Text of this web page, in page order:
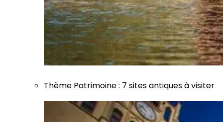
Thème Patrimoine: 7 sites antiques à visiter